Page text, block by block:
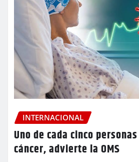
INTERNACIONAL
Uno de cada cinco
cáncer, advierte la OMS